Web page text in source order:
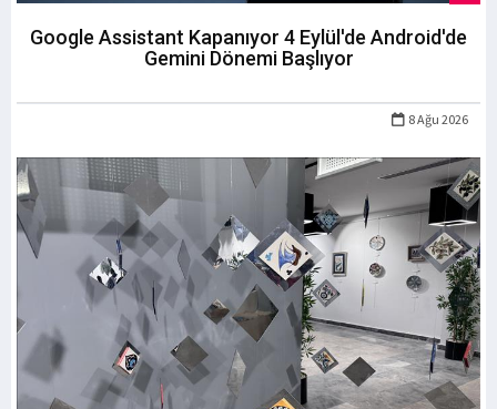
Google Assistant Kapanıyor 4 Eylül'de Android'de
Gemini Dönemi Başlıyor
8 Ağu 2026